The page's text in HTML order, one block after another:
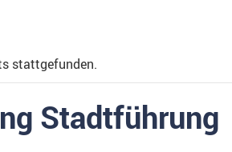
stattgefunden.
Stadtführung